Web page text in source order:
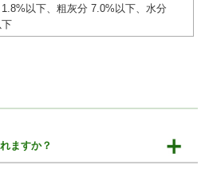
以下、粗灰分 7.0%以下、水分
ますか？